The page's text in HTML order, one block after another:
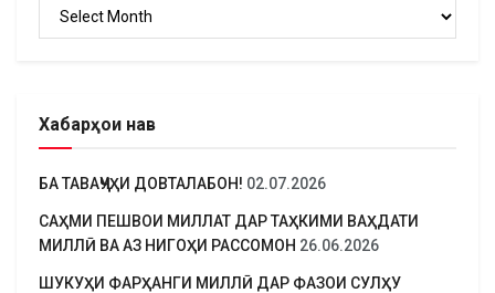
Хабарҳои нав
БА ТАВАҶҶУҲИ ДОВТАЛАБОН! 02.07.2026
САҲМИ ПЕШВОИ МИЛЛАТ ДАР ТАҲКИМИ ВАҲДАТИ
МИЛЛӢ ВА АЗ НИГОҲИ РАССОМОН 26.06.2026
ШУКУҲИ ФАРҲАНГИ МИЛЛӢ ДАР ФАЗОИ СУЛҲУ